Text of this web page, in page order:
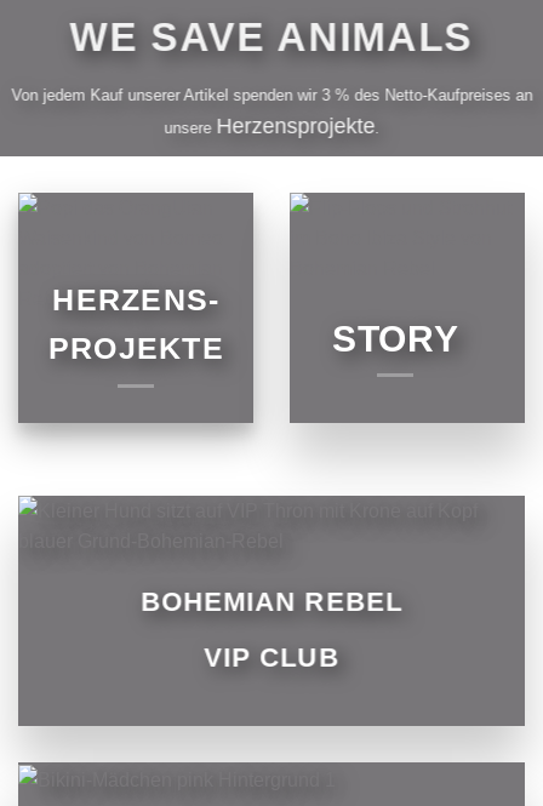
WE SAVE ANIMALS
Von jedem Kauf unserer Artikel spenden wir 3 % des Netto-Kaufpreises an
unsere Herzensprojekte
HERZENS-
PROJEKTE
STORY
BOHEMIAN REBEL
VIP CLUB